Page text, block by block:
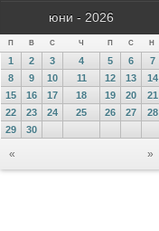
юни - 2026
П В С Ч П С Н
« »
1 2 3 4 5 6
7
8
9 10 11 12 13
14
15
16 17 18 19 20
21
22
23 24 25 26 27
28
29
30